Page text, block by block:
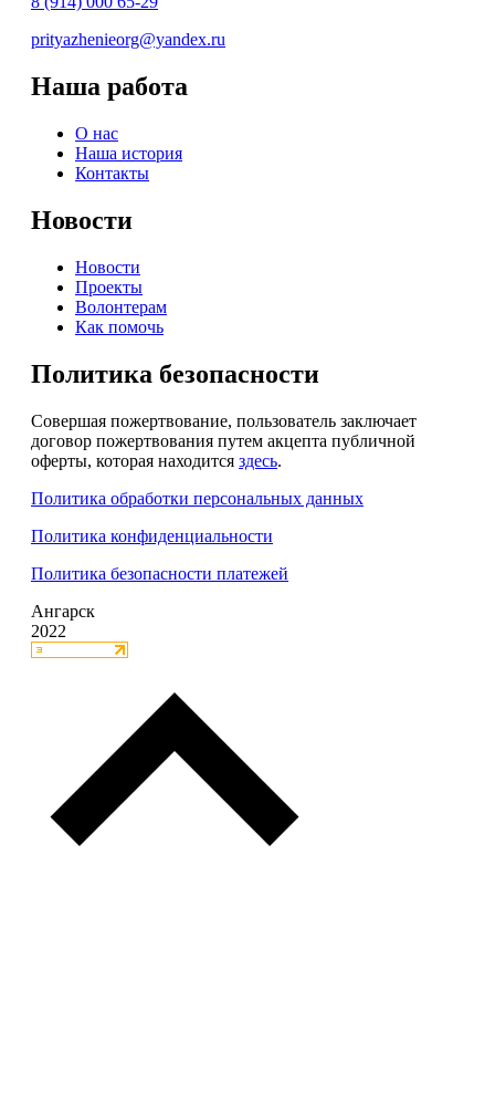
prityazhenieorg@yandex.ru
Наша работа
О нас
Наша история
Контакты
Новости
Новости
Проекты
Волонтерам
Как помочь
Политика безопасности
Совершая пожертвование, пользователь заключает
договор пожертвования путем акцепта публичной
оферты, которая находится здесь.
Политика обработки персональных данных
Политика конфиденциальности
Политика безопасности платежей
Ангарск
2022